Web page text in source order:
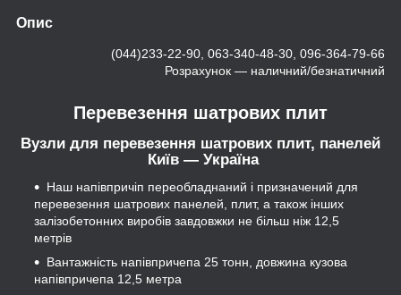
Опис
(044)233-22-90, 063-340-48-30, 096-364-79-66
Розрахунок — наличний/безнатичний
Перевезення шатрових плит
Вузли для перевезення шатрових плит, панелей
Київ — Україна
Наш напівпричіп переобладнаний і призначений для
перевезення шатрових панелей, плит, а також інших
залізобетонних виробів завдовжки не більш ніж 12,5
метрів
Вантажність напівпричепа 25 тонн, довжина кузова
напівпричепа 12,5 метра